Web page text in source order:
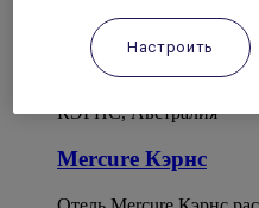
КЭРНС, Австралия
Mercure Кэрнс
Настроить